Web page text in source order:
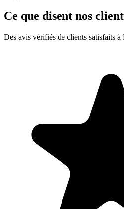
Ce que disent nos
Des avis vérifiés de clients satisfaits à